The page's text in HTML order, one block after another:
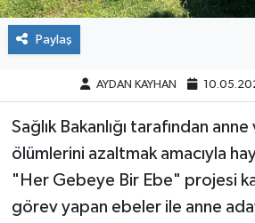
Paylaş
AYDAN KAYHAN
Sağlık Bakanlığı tarafından
ölümlerini azaltmak amacıyla
"Her Gebeye Bir Ebe" projesi
görev yapan ebeler ile anne